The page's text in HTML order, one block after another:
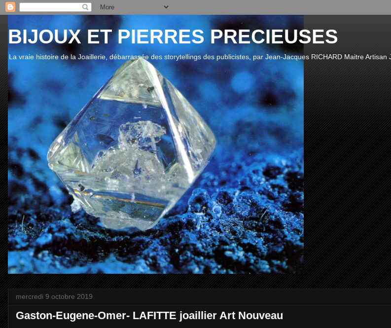
BIJOUX ET PIERRES PRECIEUSES
La vraie histoire de la Joaillerie, débarrassée des storytellings des publicistes, par Jean-Jacques RICHARD Maitre
mercredi 9 octobre 2019
Gaston-Eugene-Omer- LAFITTE joaillier Art Nouveau